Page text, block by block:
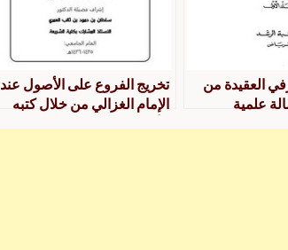
العقيدة من
علمية
تخريج الفروع على الأصول عند
الإمام الغزالي من خلال كتبه